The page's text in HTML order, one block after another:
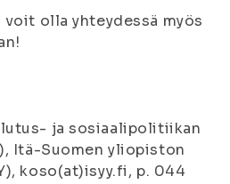
voit olla yhteydessä myös
ja sosiaalipolitiikan
Itä-Suomen yliopiston
koso(at)isyy.fi, p. 044